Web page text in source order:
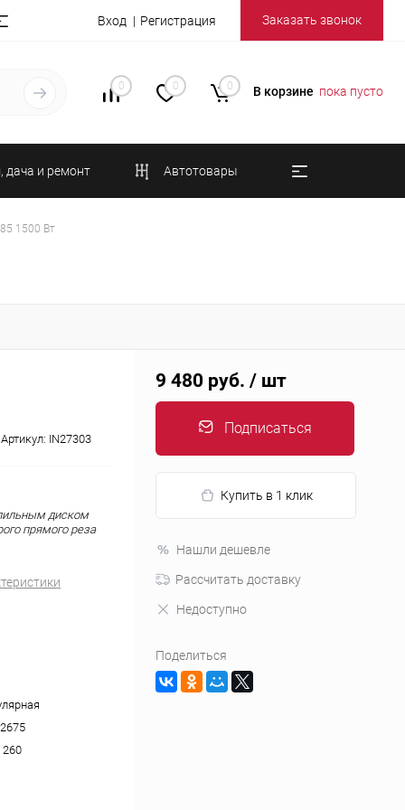
Вход Регистрация Заказать звонок
0 0 0 В корзине пока пусто
дача и ремонт Автотовары
1500 Вт
Артикул: IN27303
диском
прямого реза
260
9 480 руб. / шт
Подписаться
Купить в 1 клик
Нашли дешевле
Рассчитать доставку
Недоступно
Поделиться